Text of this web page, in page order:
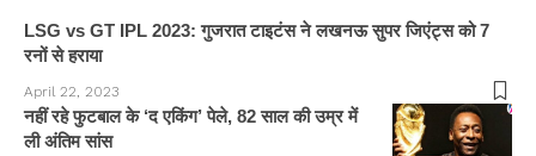
LSG vs GT IPL 2023: गुजरात टाइटंस ने लखनऊ सुपर जिएंट्स को 7
रनों से हराया
April 22, 2023
नहीं रहे फुटबाल के ‘द एकिंग’ पेले, 82 साल की उम्र में
ली अंतिम सांस